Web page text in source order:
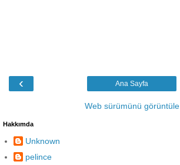
‹ Ana Sayfa
Web sürümünü görüntüle
Hakkımda
Unknown
pelince